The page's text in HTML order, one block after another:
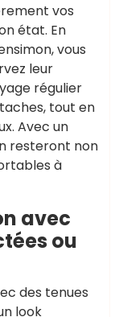
vos
état. En
vous
leur
régulier
tout en
Avec un
resteront non
à
avec
ou
des tenues
look